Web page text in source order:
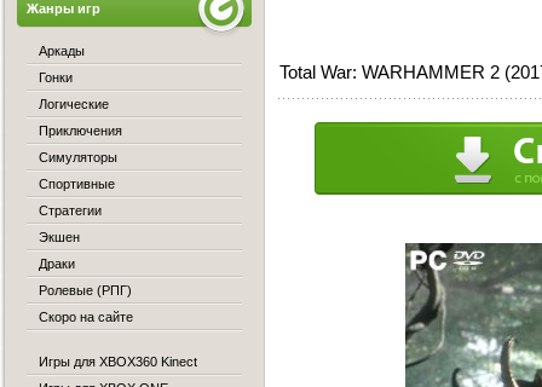
Total War: WARHAMMER 2
Жанры игр
Аркады
Гонки
Логические
Приключения
Симуляторы
Спортивные
Стратегии
Экшен
Драки
Ролевые (РПГ)
Скоро на сайте
Игры для XBOX360 Kinect